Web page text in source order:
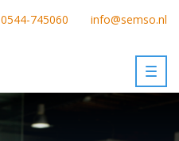
0544-745060 info@semso.nl